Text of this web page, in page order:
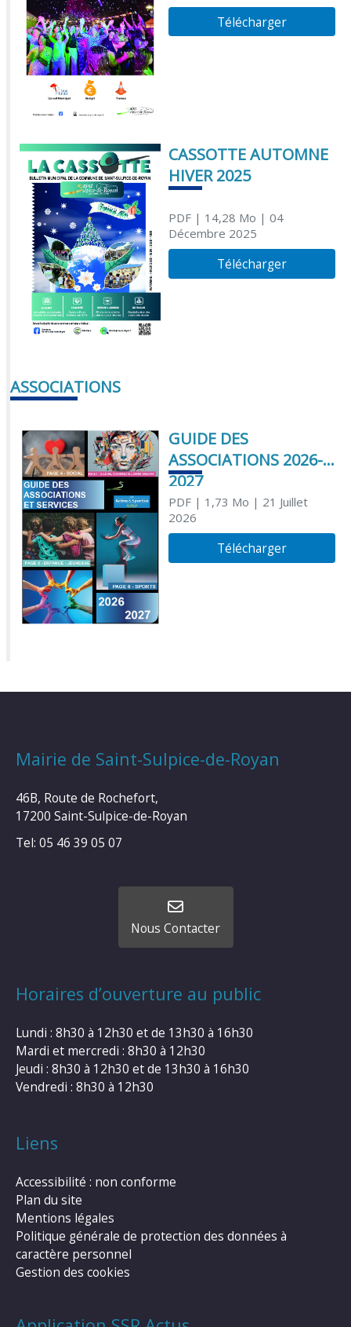
Télécharger
CASSOTTE AUTOMNE
HIVER 2025
PDF| 14,28 Mo | 04
Décembre 2025
Télécharger
ASSOCIATIONS
GUIDE DES
ASSOCIATIONS 2026-
2027
PDF| 1,73 Mo | 21 Juillet
2026
Télécharger
Mairie de Saint-Sulpice-de-Royan
46B, Route de Rochefort,
17200 Saint-Sulpice-de-Royan
Tel: 05 46 39 05 07
Nous Contacter
Horaires d’ouverture au public
Lundi : 8h30 à 12h30 et de 13h30 à 16h30
Mardi et mercredi : 8h30 à 12h30
Jeudi : 8h30 à 12h30 et de 13h30 à 16h30
Vendredi : 8h30 à 12h30
Liens
Accessibilité : non conforme
Plan du site
Mentions légales
Politique générale de protection des données à
caractère personnel
Gestion des cookies